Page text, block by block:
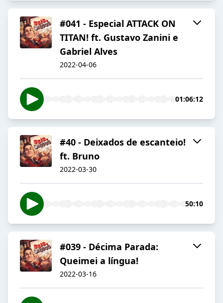
#041 - Especial ATTACK ON
TITAN! ft. Gustavo Zanini e
Gabriel Alves
2022-04-06
01:06:12
#40 - Deixados de escanteio!
ft. Bruno
2022-03-30
50:10
#039 - Décima Parada:
Queimei a língua!
2022-03-16